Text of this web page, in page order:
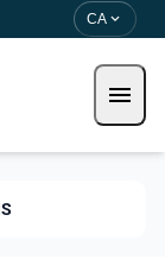
CA expand_more
menu